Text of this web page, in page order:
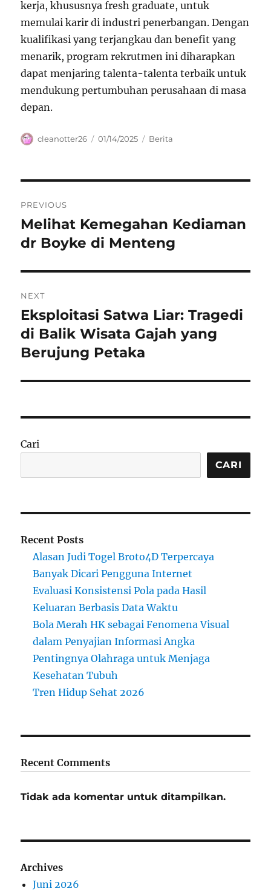
kerja, khususnya fresh graduate, untuk
memulai karir di industri penerbangan. Dengan
kualifikasi yang terjangkau dan benefit yang
menarik, program rekrutmen ini diharapkan
dapat menjaring talenta-talenta terbaik untuk
mendukung pertumbuhan perusahaan di masa
depan.
Author
cleanotter26
Posted
01/14/2025 Categories
Berita
pos
PREVIOUS
Previous
post:
Melihat Kemegahan Kediaman
dr Boyke di Menteng
NEXT
Next
post:
Eksploitasi Satwa Liar: Tragedi
di Balik Wisata Gajah yang
Berujung Petaka
Cari
CARI
Recent Posts
Alasan Judi Togel Broto4D Terpercaya
Banyak Dicari Pengguna Internet
Evaluasi Konsistensi Pola pada Hasil
Keluaran Berbasis Data Waktu
Bola Merah HK sebagai Fenomena Visual
dalam Penyajian Informasi Angka
Pentingnya Olahraga untuk Menjaga
Kesehatan Tubuh
Tren Hidup Sehat 2026
Recent Comments
Tidak ada komentar untuk ditampilkan.
Archives
Juni 2026